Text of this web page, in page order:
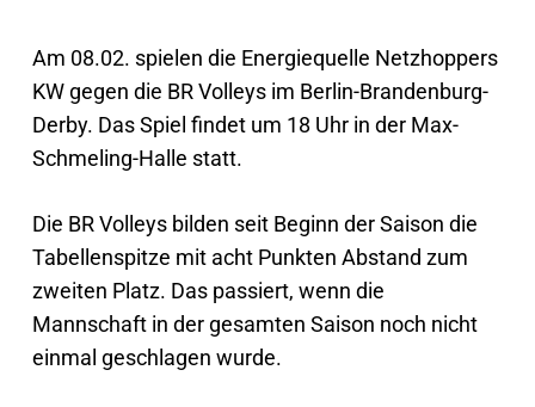
Am 08.02. spielen die Energiequelle Netzhoppers
KW gegen die BR Volleys im Berlin-Brandenburg-
Derby. Das Spiel findet um 18 Uhr in der Max-
Schmeling-Halle statt.
Die BR Volleys bilden seit Beginn der Saison die
Tabellenspitze mit acht Punkten Abstand zum
zweiten Platz. Das passiert, wenn die
Mannschaft in der gesamten Saison noch nicht
einmal geschlagen wurde.